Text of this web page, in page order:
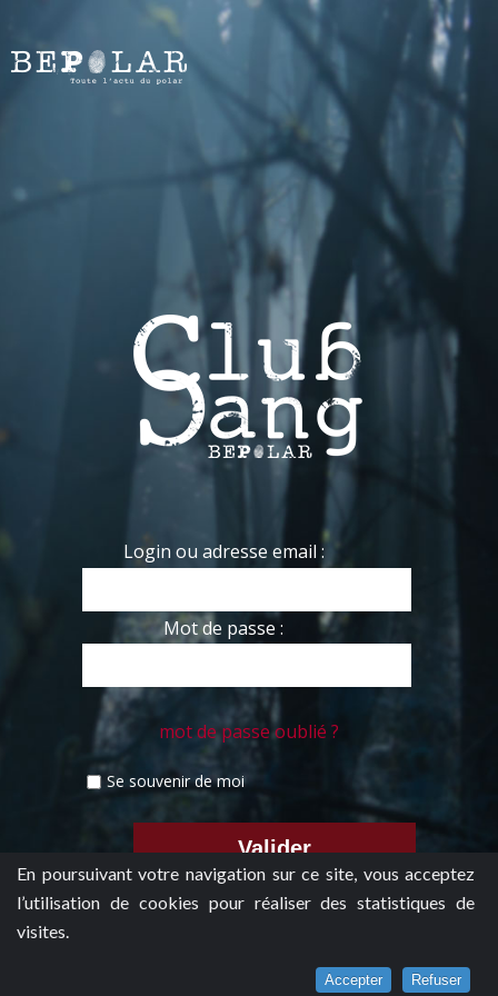
En poursuivant votre navigation sur ce site, vous acceptez
l’utilisation de cookies pour réaliser des statistiques de
visites.
Accepter Refuser
Login ou adresse email :
Mot de passe :
mot de passe oublié ?
Se souvenir de moi